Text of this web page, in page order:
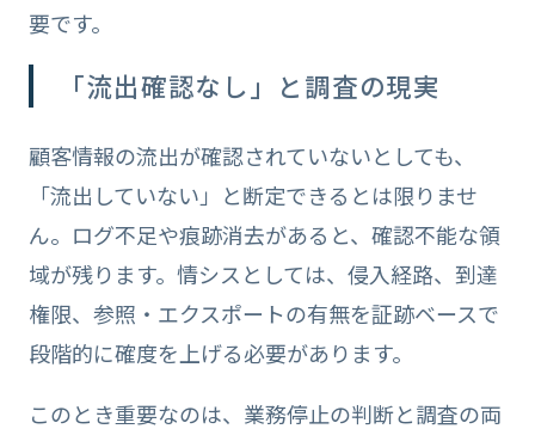
要です。
「流出確認なし」と調査の現実
顧客情報の流出が確認されていないとしても、
「流出していない」と断定できるとは限りませ
ん。ログ不足や痕跡消去があると、確認不能な領
域が残ります。情シスとしては、侵入経路、到達
権限、参照・エクスポートの有無を証跡ベースで
段階的に確度を上げる必要があります。
このとき重要なのは、業務停止の判断と調査の両